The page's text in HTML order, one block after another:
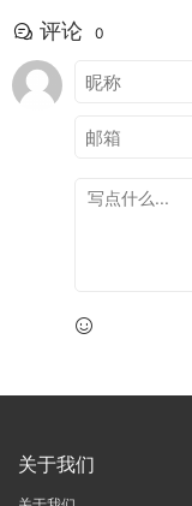
评论 0
关于我们